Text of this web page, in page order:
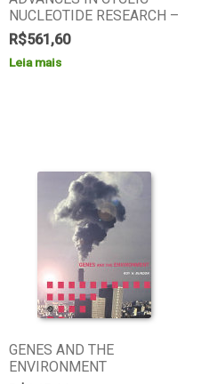
NUCLEOTIDE RESEARCH –
R$561,60
Leia mais
GENES AND THE
ENVIRONMENT